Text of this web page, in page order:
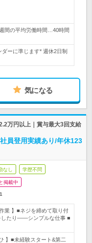
間の平均労働時間…40時間
ーに準じます* 週休2日制
気になる
万円以上｜賞与最大3回支給
員登用実績あり/年休123
なし 学歴不問
掲載中
業 】■ネジを締めて取り付
したり――シンプルな仕事 ■
】■未経験スタート&第二